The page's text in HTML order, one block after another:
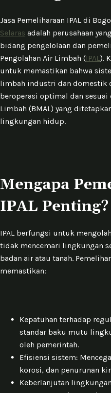
Jasa Pemeliharaan IPAL di
Selaras adalah perusahaan
bidang pengelolaan dan
Pengolahan Air Limbah (IPAL).
untuk memastikan bahwa
limbah industri dan domestik
beroperasi optimal dan
Limbah (BMAL) yang
lingkungan hidup.
Mengapa
IPAL Penting?
IPAL berfungsi untuk
tidak mencemari lingkungan
badan air atau tanah.
memastikan:
Kepatuhan terhadap
standar baku mutu
oleh pemerintah.
Efisiensi sistem:
korosi, dan penurunan
Keberlanjutan